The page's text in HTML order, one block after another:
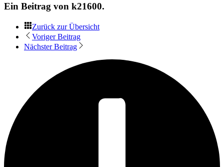
Ein Beitrag von k21600.
Zurück zur Übersicht
Voriger Beitrag
Nächster Beitrag